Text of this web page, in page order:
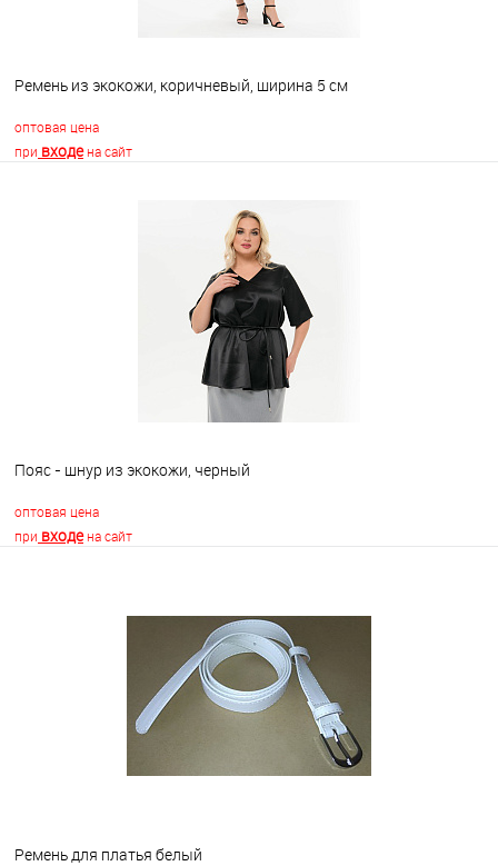
Ремень из экокожи, коричневый, ширина 5 см
оптовая цена
при входена сайт
В корзину
Пояс - шнур из экокожи, черный
оптовая цена
при входена сайт
Недоступно
Ремень для платья белый